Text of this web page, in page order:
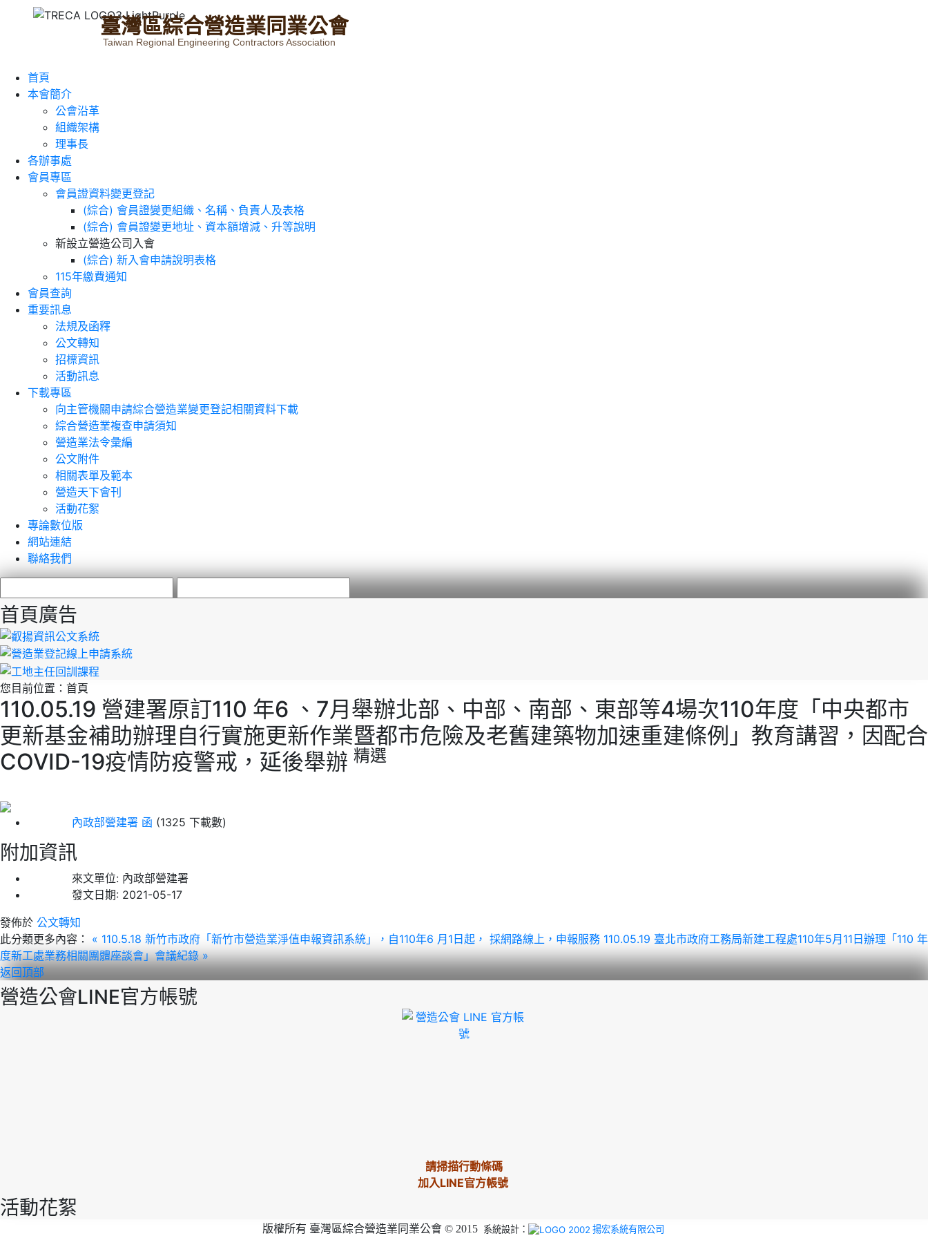
臺灣區綜合營造業同業公會
Taiwan Regional Engineering Contractors Association
首頁
本會簡介
公會沿革
組織架構
理事長
各辦事處
會員專區
會員證資料變更登記
(綜合) 會員證變更組織、名稱、負責人及表格
(綜合) 會員證變更地址、資本額增減、升等說明
新設立營造公司入會
(綜合) 新入會申請說明表格
115年繳費通知
會員查詢
重要訊息
法規及函釋
公文轉知
招標資訊
活動訊息
下載專區
向主管機關申請綜合營造業變更登記相關資料下載
綜合營造業複查申請須知
營造業法令彙編
公文附件
相關表單及範本
營造天下會刊
活動花絮
專論數位版
網站連結
聯絡我們
首頁廣告
您目前位置： 首頁
110.05.19 營建署原訂110 年6 、7月舉辦北部、中部、南部、東部等4場次110年度「中央都市
更新基金補助辦理自行實施更新作業暨都市危險及老舊建築物加速重建條例」教育講習，因配合
COVID-19疫情防疫警戒，延後舉辦 精選
內政部營建署 函 (1325 下載數)
附加資訊
來文單位: 內政部營建署
發文日期: 2021-05-17
發佈於 公文轉知
此分類更多內容： « 110.5.18 新竹市政府「新竹市營造業淨值申報資訊系統」，自110年6 月1日起， 採網路線上，申報服務 110.05.19 臺北市政府工務局新建工程處110年5月11日辦理「110 年
度新工處業務相關團體座談會」會議紀錄 »
返回頂部
營造公會LINE官方帳號
請掃描行動條碼
加入LINE官方帳號
活動花絮
版權所有 臺灣區綜合營造業同業公會 © 2015 系統設計： 揚宏系統有限公司